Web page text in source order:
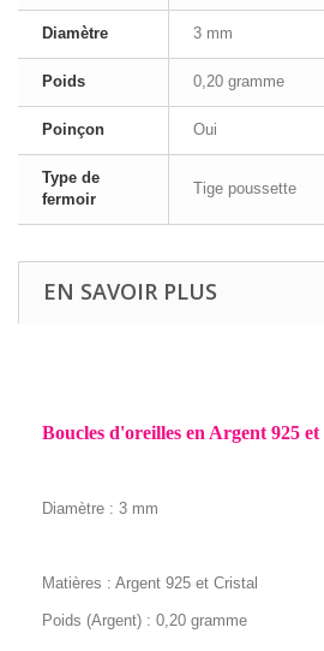
Diamètre 3 mm
Poids 0,20 gramme
Poinçon Oui
Type de
fermoir
Tige poussette
EN SAVOIR PLUS
Boucles d'oreilles en Argent 925
Diamètre : 3 mm
Matières : Argent 925 et Cristal
Poids (Argent) : 0,20 gramme